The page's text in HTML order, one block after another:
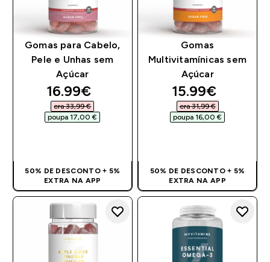
Gomas para Cabelo,
Pele e Unhas sem
Açúcar
discounted price
16.99€‎
era 33,99 €‎
poupa 17,00 €‎
50% DE DESCONTO + 5%
EXTRA NA APP
Gomas
Multivitamínicas sem
Açúcar
discounted
15.99€‎
era 31,99 €‎
poupa 16,00 €‎
50% DE DESCONTO + 5%
EXTRA NA APP